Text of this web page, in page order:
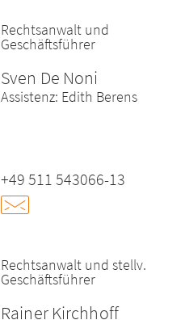
Rechtsanwalt und
Geschäftsführer
Sven De Noni
Assistenz: Edith Berens
+49 511 543066-13
Rechtsanwalt und stellv.
Geschäftsführer
Rainer Kirchhoff